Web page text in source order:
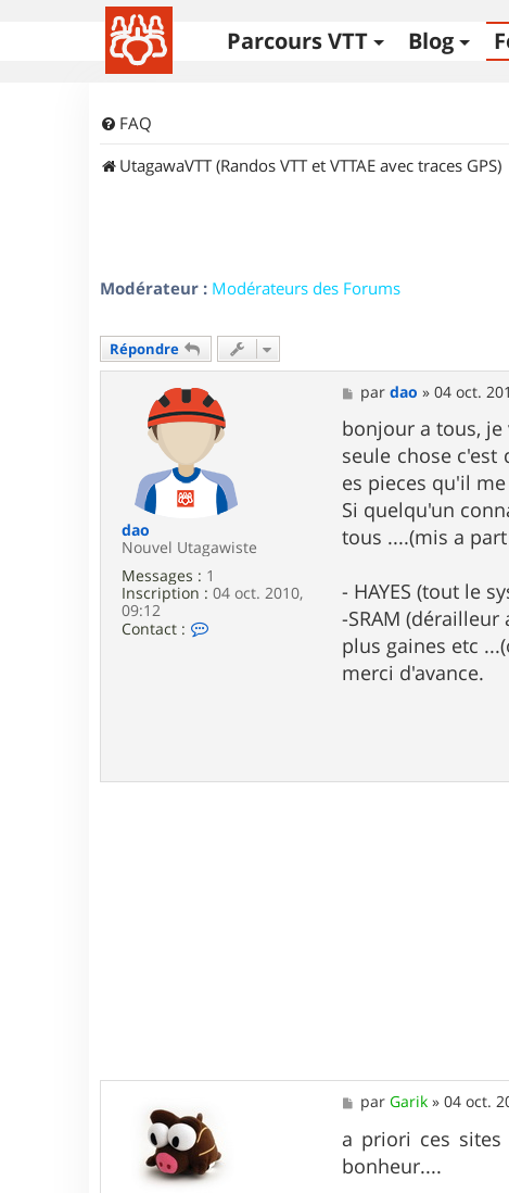
Parcours VTT Blog
FAQ
UtagawaVTT (Randos VTT et VTTAE avec traces GPS)
Modérateur : Modérateurs des Forums
Répondre
dao
Nouvel Utagawiste
Messages : 1
Inscription : 04 oct. 2010,
09:12
Contact :
d
M
e
s
s
a
g
e
pardao »04 oct.
bonjour a tous,
seule chose
es pieces qu'il
Si quelqu'un
tous ....(mis a
- HAYES (tout le
-SRAM (dérailleur
plus gaines etc
merci d'avance.
M
e
s
s
a
parGarik »04 oct.
a priori ces
bonheur....